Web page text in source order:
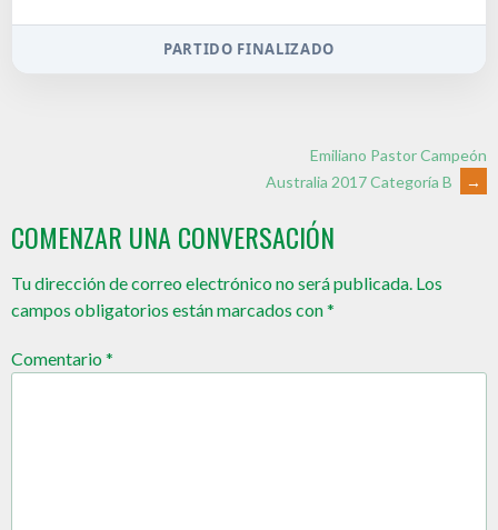
PARTIDO FINALIZADO
Emiliano Pastor Campeón
Australia 2017 Categoría B
→
COMENZAR UNA CONVERSACIÓN
Tu dirección de correo electrónico no será publicada. Los
campos obligatorios están marcados con*
Comentario*